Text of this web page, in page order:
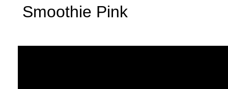
Smoothie Pink